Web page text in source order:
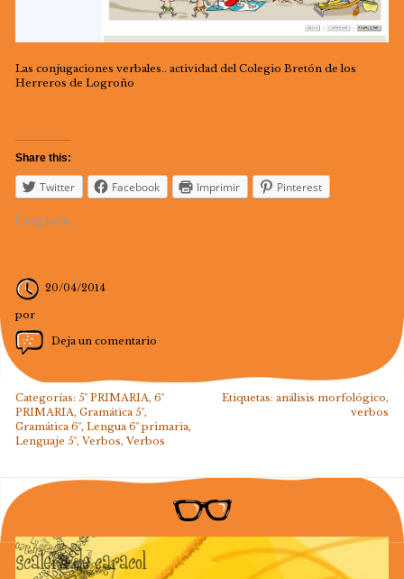
Las conjugaciones verbales.. actividad del Colegio Bretón de los
Herreros de Logroño
Share this:
Twitter Facebook Imprimir Pinterest
Cargando...
20/04/2014
por
Deja un comentario
Categorías: 5º PRIMARIA, 6º
PRIMARIA, Gramática 5º,
Gramática 6º, Lengua 6º primaria,
Lenguaje 5º, Verbos, Verbos
Etiquetas:análisis morfológico,
verbos